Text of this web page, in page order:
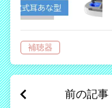
補聴器
前の記事